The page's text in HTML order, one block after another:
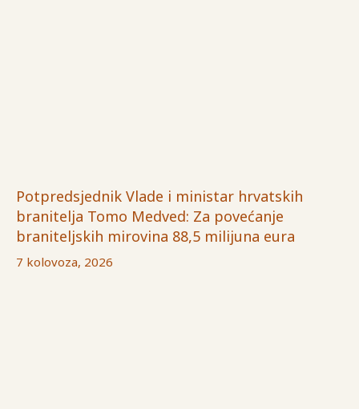
Potpredsjednik Vlade i ministar hrvatskih
branitelja Tomo Medved: Za povećanje
braniteljskih mirovina 88,5 milijuna eura
7 kolovoza, 2026